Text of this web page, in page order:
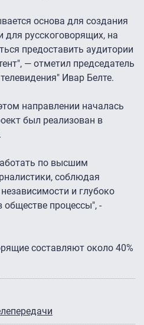
основа для создания
русскоговорящих, на
предоставить аудитории
— отметил председатель
Ивар Белте.
направлении началась
был реализован в
по высшим
соблюдая
и глубоко
процессы", -
составляют около 40%